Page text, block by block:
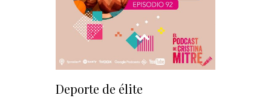
Deporte de élite